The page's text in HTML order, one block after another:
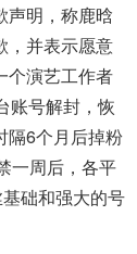
声明，称鹿晗
，并表示愿意
个演艺工作者
账号解封，恢
隔6个月后掉粉
一周后，各平
础和强大的号